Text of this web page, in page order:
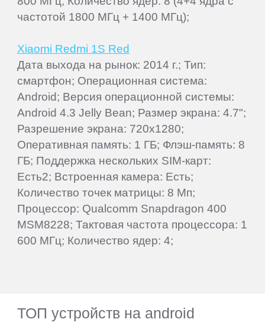
частотой 1800 МГц + 1400 МГц);
Xiaomi Redmi 1S Red
Дата выхода на рынок: 2014 г.; Тип:
смартфон; Операционная система:
Android; Версия операционной системы:
Android 4.3 Jelly Bean; Размер экрана: 4.7";
Разрешение экрана: 720x1280;
Оперативная память: 1 ГБ; Флэш-память: 8
ГБ; Поддержка нескольких SIM-карт:
Есть2; Встроенная камера: Есть;
Количество точек матрицы: 8 Мп;
Процессор: Qualcomm Snapdragon 400
MSM8228; Тактовая частота процессора: 1
600 МГц; Количество ядер: 4;
ТОП устройств на android